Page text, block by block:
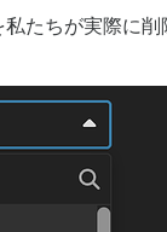
たちが実際に